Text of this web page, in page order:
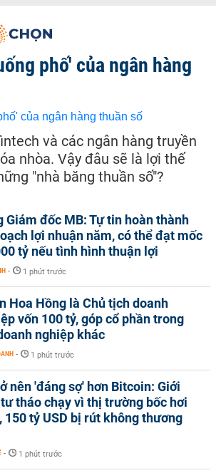
phố' của ngân hàng
và các ngân hàng truyền
nhòa. Vậy đâu sẽ là lợi thế
"nhà băng thuần số"?
Giám đốc MB: Tự tin hoàn thành
lợi nhuận năm, có thể đạt mốc
tỷ nếu tình hình thuận lợi
- 1 phút trước
Hoa Hồng là Chủ tịch doanh
vốn 100 tỷ, góp cổ phần trong
nghiệp khác
- 1 phút trước
nên 'đáng sợ' hơn Bitcoin: Giới
tháo chạy vì thị trường bốc hơi
150 tỷ USD bị rút không thương
- 1 phút trước